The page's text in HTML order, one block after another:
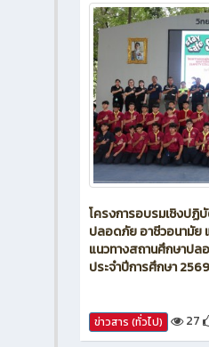
โครงการอบรมเชิงปฏิ
ปลอดภัย อาชีวอนามัย
แนวทางสถานศึกษาป
ประจำปีการศึกษา 2569
ข่าวสาร (ทั่วไป) 27